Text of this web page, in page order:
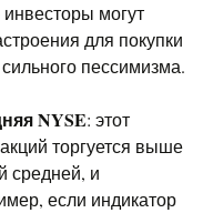
могут
для покупки
пессимизма.
NYSE: этот
торгуется выше
средней, и
если индикатор